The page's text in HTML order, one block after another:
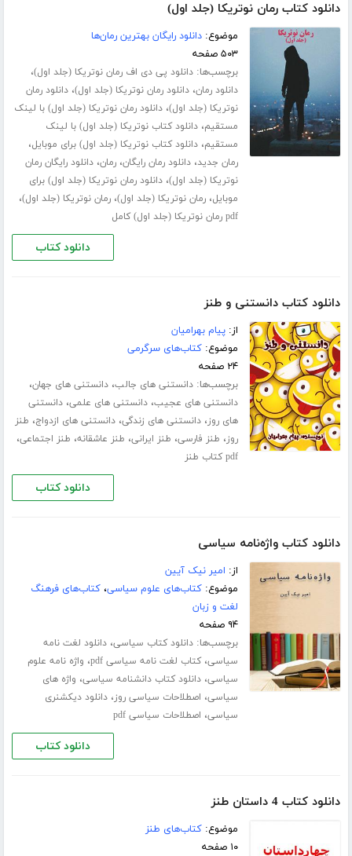
دانلود کتاب رمان نوتریکا (جلد اول)
موضوع:دانلود رایگان بهترین رمان‌ها
۵۰۳ صفحه
برچسب‌ها:دانلود پی دی اف رمان نوتریکا (جلد اول)،
دانلود رمان،دانلود رمان نوتریکا (جلد اول)،دانلود رمان
نوتریکا (جلد اول)،دانلود رمان نوتریکا (جلد اول) با لینک
مستقیم،دانلود کتاب نوتریکا (جلد اول) با لینک
مستقیم،دانلود کتاب نوتریکا (جلد اول) برای موبایل،
رمان جدید،دانلود رمان رایگان،رمان،دانلود رایگان رمان
نوتریکا (جلد اول)،دانلود رمان نوتریکا (جلد اول) برای
موبایل،رمان نوتریکا (جلد اول)،رمان نوتریکا (جلد اول)،
pdf رمان نوتریکا (جلد اول) کامل
دانلود کتاب
دانلود کتاب دانستنی و طنز
از:پیام بهرامیان
موضوع:کتاب‌های سرگرمی
۲۴ صفحه
برچسب‌ها:دانستنی های جالب،دانستنی های جهان،
دانستنی های عجیب،دانستنی های علمی،دانستنی
های روز،دانستنی های زندگی،دانستنی های ازدواج، طنز
روز، طنز فارسی، طنز ایرانی، طنز عاشقانه، طنز اجتماعی،
pdf کتاب طنز
دانلود کتاب
دانلود کتاب واژه‌نامه سیاسی
از: امیر نیک آیین
موضوع:کتاب‌های علوم سیاسی،کتاب‌های فرهنگ
لغت و زبان
۹۴ صفحه
برچسب‌ها:دانلود کتاب سیاسی،دانلود لغت نامه
سیاسی،کتاب لغت نامه سیاسی pdf ، واژه نامه علوم
سیاسی،دانلود کتاب دانشنامه سیاسی، واژه های
سیاسی، اصطلاحات سیاسی روز،دانلود دیکشنری
سیاسی، اصطلاحات سیاسی pdf
دانلود کتاب
دانلود کتاب 4 داستان طنز
موضوع:کتاب‌های طنز
۱۰ صفحه